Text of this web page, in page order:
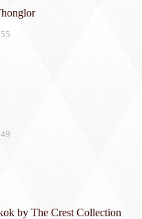
by The Crest Collection